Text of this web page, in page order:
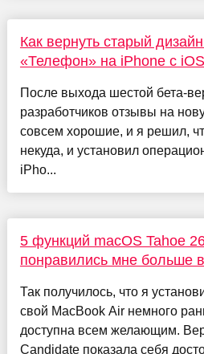
Как вернуть старый
«Телефон» на iPhone с
После выхода шестой бета-
разработчиков отзывы на
совсем хорошие, и я решил,
некуда, и установил
iPho...
5 функций macOS Tahoe
понравились мне больше
Так получилось, что я
свой MacBook Air немного
доступна всем желающим.
Candidate показала себя